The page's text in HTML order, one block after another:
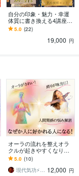
自分の印象・魅力・幸運
体質に書き換える4講座ま
す 情報空間×現代氣功で引
き寄せよりチート級に現
5.0 (22)
19,000 円
オーラの流れを整えオラ
クルが起きやすくなりま
す 人間関係のモヤモヤ解
消！何をしても周囲が味
方になってくれる
5.0 (10)
現代気功⚡神念伝達師＠SHANTY巫香 12,000 円